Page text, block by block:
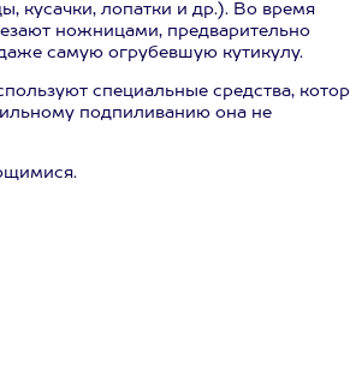
кусачки, лопатки и др.). Во время
ножницами, предварительно
самую огрубевшую кутикулу.
специальные средства,
подпиливанию она не